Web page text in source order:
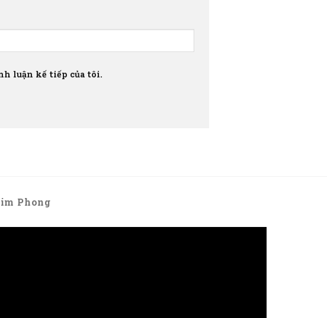
luận kế tiếp của tôi.
Phong